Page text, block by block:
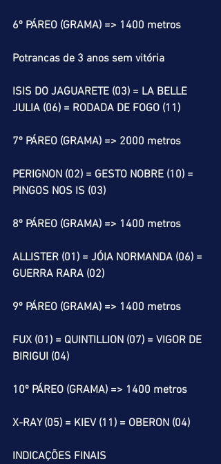
6º PÁREO (GRAMA) => 1400 metros
Potrancas de 3 anos sem vitória
ISIS DO JAGUARETE (03) = LA BELLE
JULIA (06) = RODADA DE FOGO (11)
7º PÁREO (GRAMA) => 2000 metros
PERIGNON (02) = GESTO NOBRE (10) =
PINGOS NOS IS (03)
8º PÁREO (GRAMA) => 1400 metros
ALLISTER (01) = JÓIA NORMANDA (06) =
GUERRA RARA (02)
9º PÁREO (GRAMA) => 1400 metros
FUX (01) = QUINTILLION (07) = VIGOR DE
BIRIGUI (04)
10º PÁREO (GRAMA) => 1400 metros
X-RAY (05) = KIEV (11) = OBERON (04)
INDICAÇÕES FINAIS